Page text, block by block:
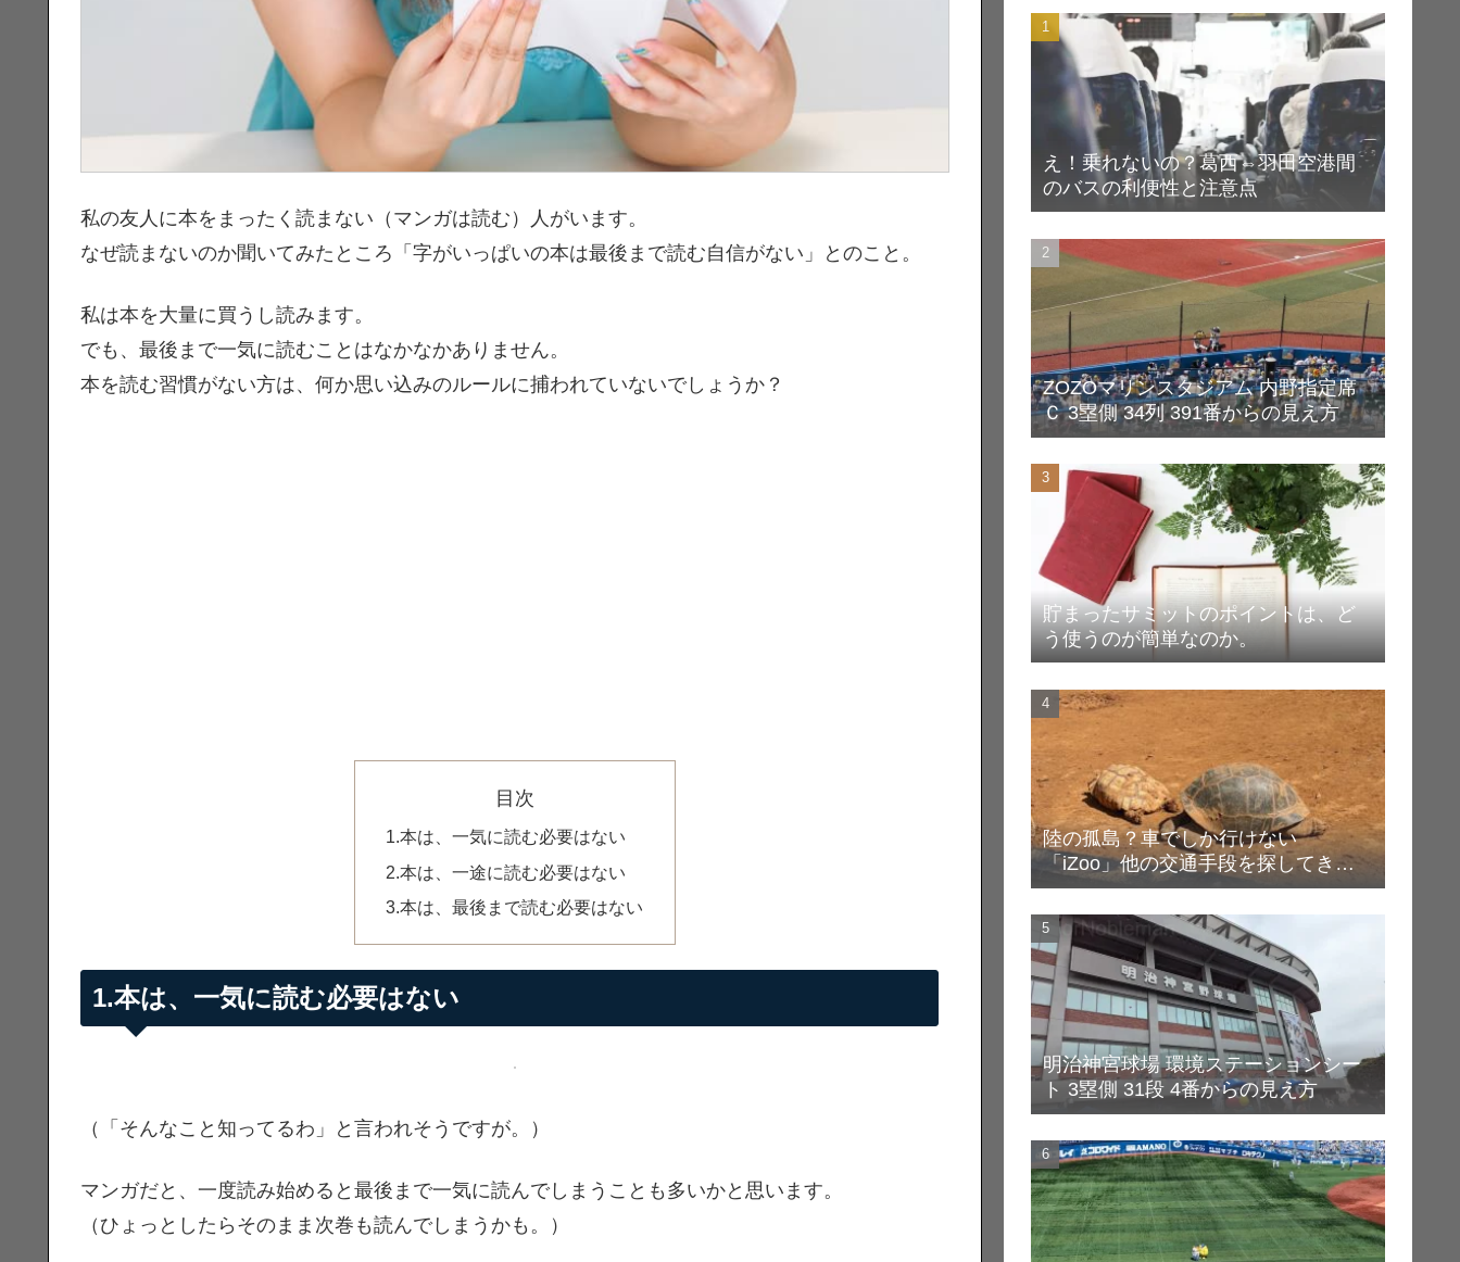
私の友人に本をまったく読まない（マンガは読む）人がいます。
なぜ読まないのか聞いてみたところ「字がいっぱいの本は最後まで読む自信がない」とのこと。
私は本を大量に買うし読みます。
でも、最後まで一気に読むことはなかなかありません。
本を読む習慣がない方は、何か思い込みのルールに捕われていないでしょうか？
目次
1.本は、一気に読む必要はない
2.本は、一途に読む必要はない
3.本は、最後まで読む必要はない
1.本は、一気に読む必要はない
（「そんなこと知ってるわ」と言われそうですが。）
マンガだと、一度読み始めると最後まで一気に読んでしまうことも多いかと思います。
（ひょっとしたらそのまま次巻も読んでしまうかも。）
え！乗れないの？葛西⇔羽田空港間
のバスの利便性と注意点
ZOZOマリンスタジアム 内野指定席
Ｃ 3塁側 34列 391番からの見え方
貯まったサミットのポイントは、ど
う使うのが簡単なのか。
陸の孤島？車でしか行けない
「iZoo」他の交通手段を探してき
た！
明治神宮球場 環境ステーションシー
ト 3塁側 31段 4番からの見え方